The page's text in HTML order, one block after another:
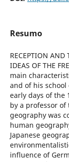
Resumo
RECEPTION AND
IDEAS OF THE
main
and of his
early days of the
by a professor of
geography was
human
Japanese
influence of